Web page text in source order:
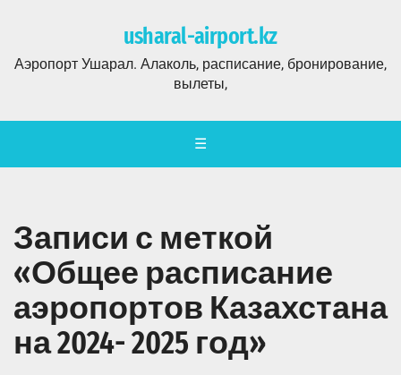
usharal-airport.kz
Аэропорт Ушарал. Алаколь, расписание, бронирование,
вылеты,
☰
Записи с меткой
«Общее расписание
аэропортов Казахстана
на 2024- 2025 год»